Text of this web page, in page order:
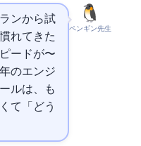
ペンギン先生
ンから試
れてきた
ドが2〜3
年のエンジ
ルは、も
て「どう